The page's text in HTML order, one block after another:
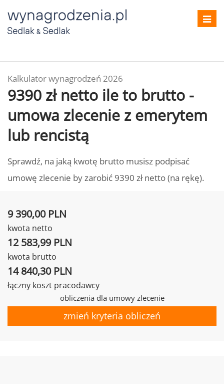
Kalkulator wynagrodzeń 2026
9390 zł netto ile to brutto -
umowa zlecenie z emerytem
lub rencistą
Sprawdź, na jaką kwotę brutto musisz podpisać
umowę zlecenie by zarobić 9390 zł netto (na rękę).
9 390,00 PLN
kwota netto
12 583,99 PLN
kwota brutto
14 840,30 PLN
łączny koszt pracodawcy
obliczenia dla umowy zlecenie
zmień kryteria obliczeń